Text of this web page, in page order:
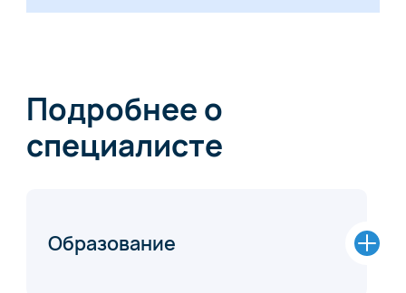
Подробнее о
специалисте
Образование